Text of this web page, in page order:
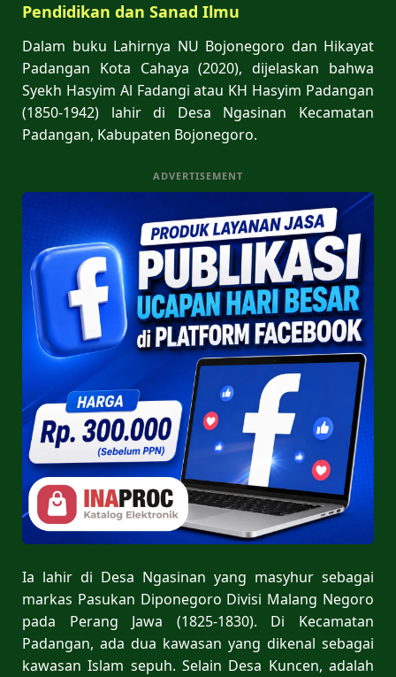
Pendidikan dan Sanad Ilmu
Dalam buku Lahirnya NU Bojonegoro dan Hikayat
Padangan Kota Cahaya (2020), dijelaskan bahwa
Syekh Hasyim Al Fadangi atau KH Hasyim Padangan
(1850-1942) lahir di Desa Ngasinan Kecamatan
Padangan, Kabupaten Bojonegoro.
ADVERTISEMENT
Ia lahir di Desa Ngasinan yang masyhur sebagai
markas Pasukan Diponegoro Divisi Malang Negoro
pada Perang Jawa (1825-1830). Di Kecamatan
Padangan, ada dua kawasan yang dikenal sebagai
kawasan Islam sepuh. Selain Desa Kuncen, adalah